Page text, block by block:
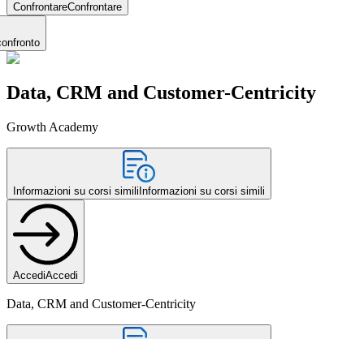
ConfrontareConfrontare
Data, CRM and Customer-Centricity
Growth Academy
Informazioni su corsi simili Informazioni su corsi simili
AccediAccedi
Data, CRM and Customer-Centricity